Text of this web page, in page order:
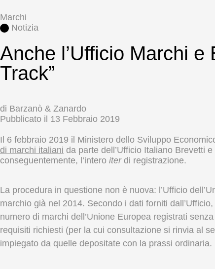
Marchi
Notizia
Anche l’Ufficio Marchi
Track”
di Barzanò & Zanardo
Pubblicato il 13 Febbraio 2019
Il 6 febbraio 2019 il Ministero dello Sviluppo
di marchi italiani da parte dell’Ufficio Italiano Brevetti
conseguentemente, l’intero iterdi registrazione.
La procedura in questione non è nuova: l’Ufficio
marchio già nel 2014. Secondo i dati forniti
numero di marchi dell’Unione Europea registrati
requisiti richiesti (per la cui consultazione si rinvia al
impiegato da quelle depositate con la prassi ordinaria.